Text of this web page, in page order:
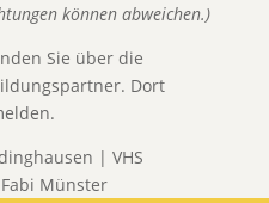
können abweichen.)
Sie über die
Dort
| VHS
Münster